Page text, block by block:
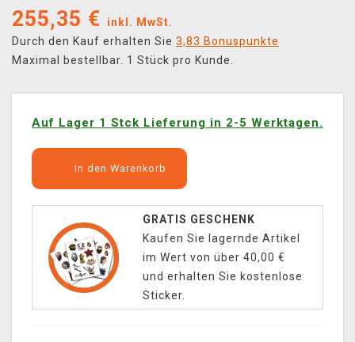
255,35 €
inkl. MwSt.
Durch den Kauf erhalten Sie 3,83 Bonuspunkte
Maximal bestellbar. 1 Stück pro Kunde.
Auf Lager 1 Stck Lieferung in 2-5 Werktagen.
In den Warenkorb
GRATIS GESCHENK
Kaufen Sie lagernde Artikel
im Wert von über 40,00 €
und erhalten Sie kostenlose
Sticker.